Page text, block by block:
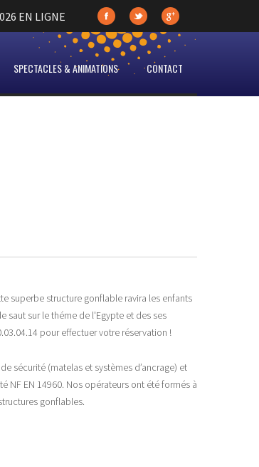
EN LIGNE
SPECTACLES & ANIMATIONS CONTACT
superbe structure gonflable ravira les enfants
saut sur le théme de l'Egypte et des ses
pour effectuer votre réservation !
sécurité (matelas et systèmes d’ancrage) et
NF EN 14960. Nos opérateurs ont été formés à
gonflables.